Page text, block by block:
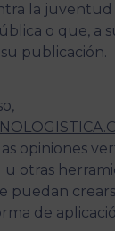
la juventud
o que, a
publicación.
opiniones
u otras
puedan
de